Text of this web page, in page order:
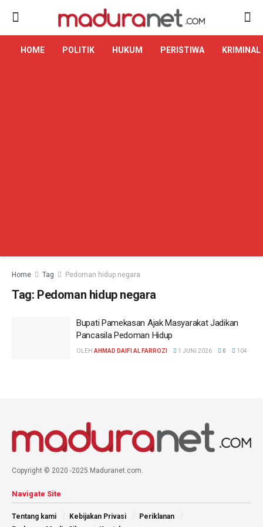
HOME POLITIK HUKUM PERISTIWA KRIMINAL
Home Tag Pedoman hidup negara
Tag: Pedoman hidup negara
Bupati Pamekasan Ajak Masyarakat Jadikan
Pancasila Pedoman Hidup
OLEH AHMAD DAIFI AL FARROZI 1 JUNI 2026 0 104
Copyright © 2020 -2025 Maduranet.com.
Navigate Site
Tentang kami Kebijakan Privasi
Periklanan